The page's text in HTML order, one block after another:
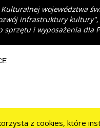
województwa
infrastruktury
sprzętu i wyposażenia
z cookies, które